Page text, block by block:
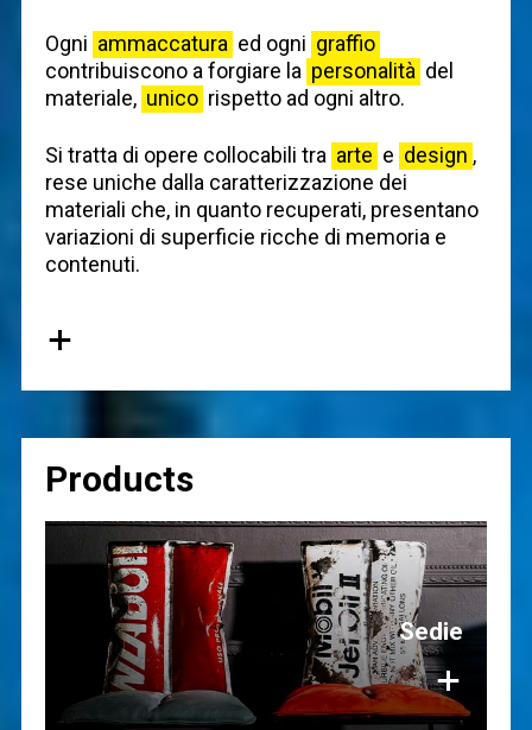
Ogni ammaccatura ed ogni graffio
contribuiscono a forgiare la personalità del
materiale, unico rispetto ad ogni altro.
Si tratta di opere collocabili tra arte e design ,
rese uniche dalla caratterizzazione dei
materiali che, in quanto recuperati, presentano
variazioni di superficie ricche di memoria e
contenuti.
+
Products
Sedie
+